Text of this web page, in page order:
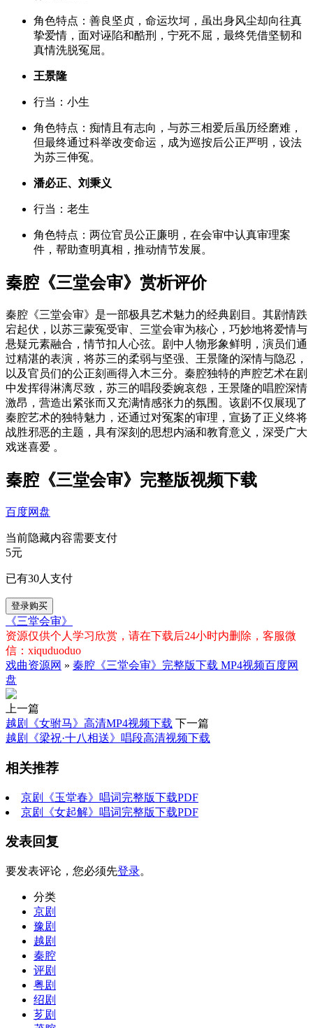
角色特点 ：善良坚贞，命运坎坷，虽出身风尘却向往真
挚爱情，面对诬陷和酷刑，宁死不屈，最终凭借坚韧和
真情洗脱冤屈。
王景隆
行当 ：小生
角色特点 ：痴情且有志向，与苏三相爱后虽历经磨难，
但最终通过科举改变命运，成为巡按后公正严明，设法
为苏三伸冤。
潘必正、刘秉义
行当 ：老生
角色特点 ：两位官员公正廉明，在会审中认真审理案
件，帮助查明真相，推动情节发展。
秦腔《三堂会审》赏析评价
秦腔《三堂会审》是一部极具艺术魅力的经典剧目。其剧情跌
宕起伏，以苏三蒙冤受审、三堂会审为核心，巧妙地将爱情与
悬疑元素融合，情节扣人心弦。剧中人物形象鲜明，演员们通
过精湛的表演，将苏三的柔弱与坚强、王景隆的深情与隐忍，
以及官员们的公正刻画得入木三分。秦腔独特的声腔艺术在剧
中发挥得淋漓尽致，苏三的唱段委婉哀怨，王景隆的唱腔深情
激昂，营造出紧张而又充满情感张力的氛围。该剧不仅展现了
秦腔艺术的独特魅力，还通过对冤案的审理，宣扬了正义终将
战胜邪恶的主题，具有深刻的思想内涵和教育意义，深受广大
戏迷喜爱 。
秦腔《三堂会审》完整版视频下载
百度网盘
当前隐藏内容需要支付
5元
已有30人支付
登录购买
《三堂会审》
资源仅供个人学习欣赏，请在下载后24小时内删除，客服微
信：xiquduoduo
戏曲资源网 » 秦腔《三堂会审》完整版下载 MP4视频百度网
盘
上一篇
越剧《女驸马》高清MP4视频下载 下一篇
越剧《梁祝·十八相送》唱段高清视频下载
相关推荐
京剧《玉堂春》唱词完整版下载PDF
京剧《女起解》唱词完整版下载PDF
发表回复
要发表评论，您必须先登录。
分类
京剧
豫剧
越剧
秦腔
评剧
粤剧
绍剧
芗剧